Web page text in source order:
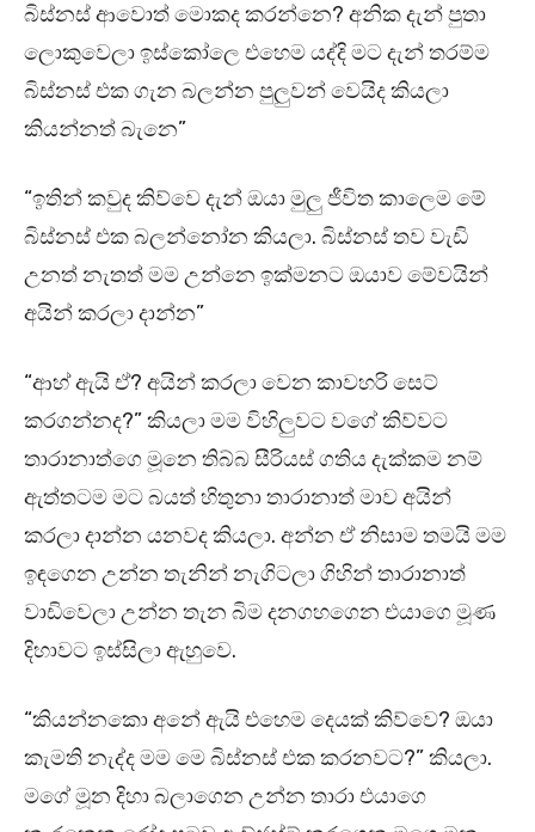
බිස්නස් ආවොත් මොකද කරන්නෙ? අනික දැන් පුතා
ලොකුවෙලා ඉස්කෝලෙ එහෙම යද්දි මට දැන් තරම්ම
බිස්නස් එක ගැන බලන්න පුලුවන් වෙයිද කියලා
කියන්නත් බැනෙ”
“ඉතින් කවුද කිව්වෙ දැන් ඔයා මුලු ජීවිත කාලෙම මේ
බිස්නස් එක බලන්නෝන කියලා. බිස්නස් තව වැඩි
උනත් නැතත් මම උන්නෙ ඉක්මනට ඔයාව මේවයින්
අයින් කරලා දාන්න”
“ආහ් ඇයි ඒ? අයින් කරලා වෙන කාවහරි සෙට්
කරගන්නද?” කියලා මම විහිලුවට වගේ කිව්වට
තාරානාත්ගෙ මූනෙ තිබ්බ සීරියස් ගතිය දැක්කම නම්
ඇත්තටම මට බයත් හිතුනා තාරානාත් මාව අයින්
කරලා දාන්න යනවද කියලා. අන්න ඒ නිසාම තමයි මම
ඉඳගෙන උන්න තැනින් නැගිටලා ගිහින් තාරානාත්
වාඩිවෙලා උන්න තැන බිම දනගහගෙන එයාගෙ මූණ
දිහාවට ඉස්සිලා ඇහුවෙ.
“කියන්නකො අනේ ඇයි එහෙම දෙයක් කිව්වෙ? ඔයා
කැමති නැද්ද මම මෙ බිස්නස් එක කරනවට?” කියලා.
මගේ මූන දිහා බලාගෙන උන්න තාරා එයාගෙ